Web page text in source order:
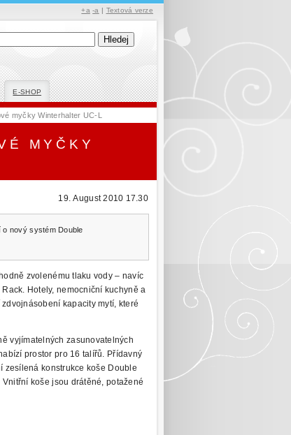
E-SHOP
myčky Winterhalter UC-L
MYČKY
19. August 2010 17.30
nový systém Double
zvolenému tlaku vody – navíc
Hotely, nemocniční kuchyně a
kapacity mytí, které
vyjímatelných zasunovatelných
prostor pro 16 talířů. Přídavný
zesílená konstrukce koše Double
koše jsou drátěné, potažené
+a -a | Textová verze